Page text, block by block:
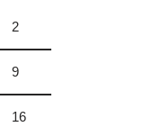
2
9
16